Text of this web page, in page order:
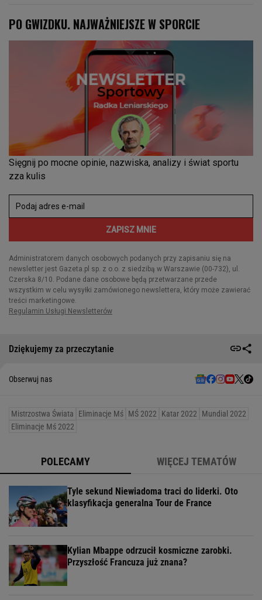
Dziękujemy za przeczytanie
Obserwuj nas
Mistrzostwa Świata Eliminacje Mś MŚ 2022 Katar 2022
Mundial 2022
Eliminacje Mś 2022
POLECAMY WIĘCEJ TEMATÓW
Tyle sekund Niewiadoma traci do liderki. Oto
klasyfikacja generalna Tour de France
Kylian Mbappe odrzucił kosmiczne zarobki.
Przyszłość Francuza już znana?